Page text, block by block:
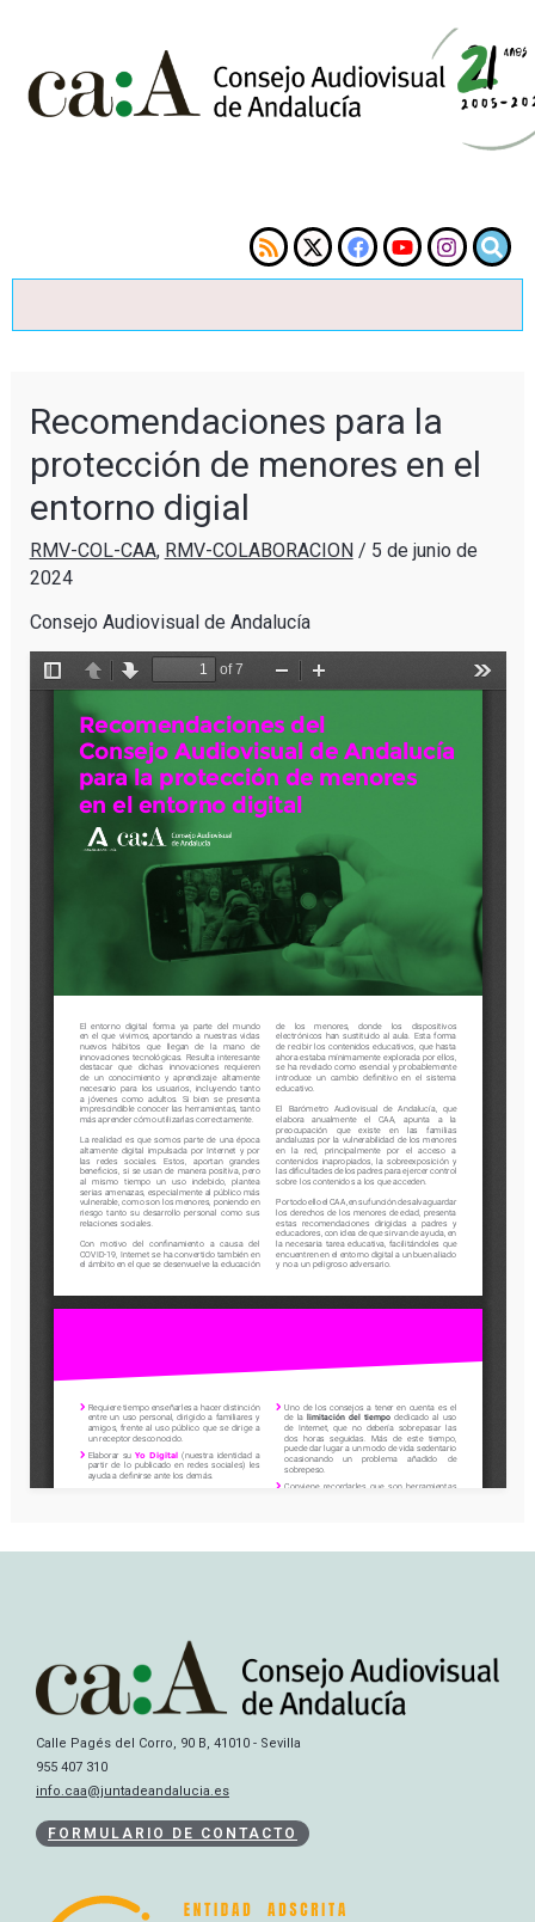
Recomendaciones para la
protección de menores en el
entorno digial
RMV-COL-CAA, RMV-COLABORACION/ 5 de junio de
2024
Consejo Audiovisual de Andalucía
Calle Pagés del Corro, 90 B, 41010 - Sevilla
955 407 310
info.caa@juntadeandalucia.es
FORMULARIO DE CONTACTO